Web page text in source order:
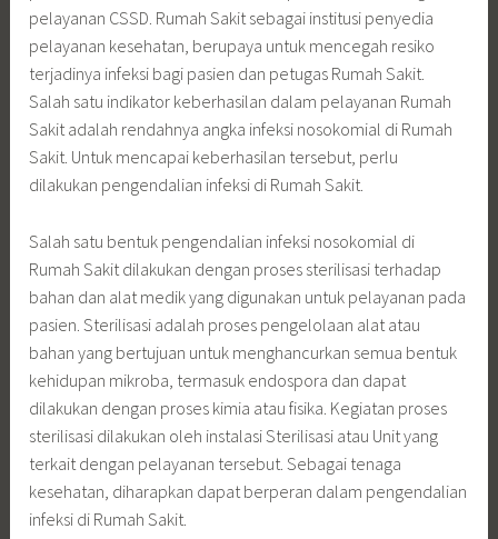
pelayanan CSSD. Rumah Sakit sebagai institusi penyedia
pelayanan kesehatan, berupaya untuk mencegah resiko
terjadinya infeksi bagi pasien dan petugas Rumah Sakit.
Salah satu indikator keberhasilan dalam pelayanan Rumah
Sakit adalah rendahnya angka infeksi nosokomial di Rumah
Sakit. Untuk mencapai keberhasilan tersebut, perlu
dilakukan pengendalian infeksi di Rumah Sakit.
Salah satu bentuk pengendalian infeksi nosokomial di
Rumah Sakit dilakukan dengan proses sterilisasi terhadap
bahan dan alat medik yang digunakan untuk pelayanan pada
pasien. Sterilisasi adalah proses pengelolaan alat atau
bahan yang bertujuan untuk menghancurkan semua bentuk
kehidupan mikroba, termasuk endospora dan dapat
dilakukan dengan proses kimia atau fisika. Kegiatan proses
sterilisasi dilakukan oleh instalasi Sterilisasi atau Unit yang
terkait dengan pelayanan tersebut. Sebagai tenaga
kesehatan, diharapkan dapat berperan dalam pengendalian
infeksi di Rumah Sakit.